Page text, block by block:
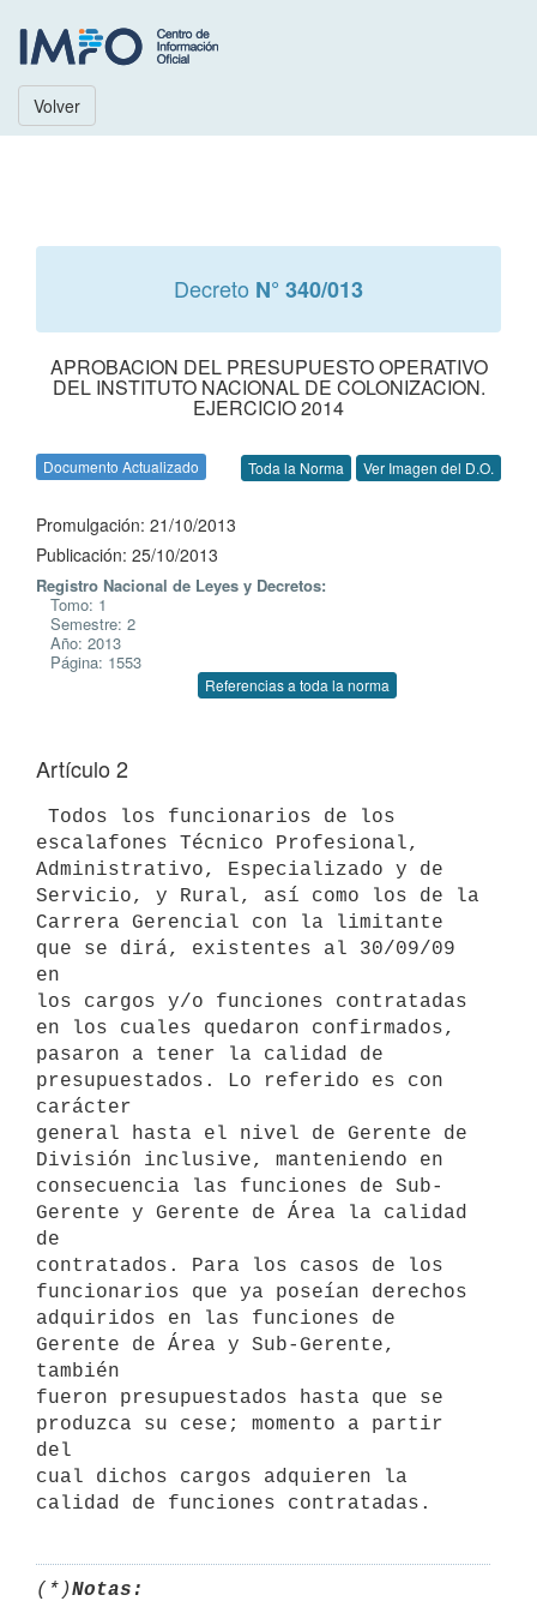
Volver
Decreto N° 340/013
APROBACION DEL PRESUPUESTO OPERATIVO
DEL INSTITUTO NACIONAL DE COLONIZACION.
EJERCICIO 2014
Documento Actualizado Toda la Norma Ver Imagen del D.O.
Promulgación: 21/10/2013
Publicación: 25/10/2013
Registro Nacional de Leyes y Decretos:
Tomo: 1
Semestre: 2
Año: 2013
Página: 1553
Referencias a toda la norma
Artículo 2
escalafones Técnico Profesional,
Administrativo, Especializado y de
Servicio, y Rural, así como los de la
Carrera Gerencial con la limitante
que se dirá, existentes al 30/09/09
en
los cargos y/o funciones contratadas
en los cuales quedaron confirmados,
pasaron a tener la calidad de
presupuestados. Lo referido es con
carácter
general hasta el nivel de Gerente de
División inclusive, manteniendo en
consecuencia las funciones de Sub-
Gerente y Gerente de Área la calidad
de
contratados. Para los casos de los
funcionarios que ya poseían derechos
adquiridos en las funciones de
Gerente de Área y Sub-Gerente,
también
fueron presupuestados hasta que se
produzca su cese; momento a partir
del
cual dichos cargos adquieren la
(*)Notas: